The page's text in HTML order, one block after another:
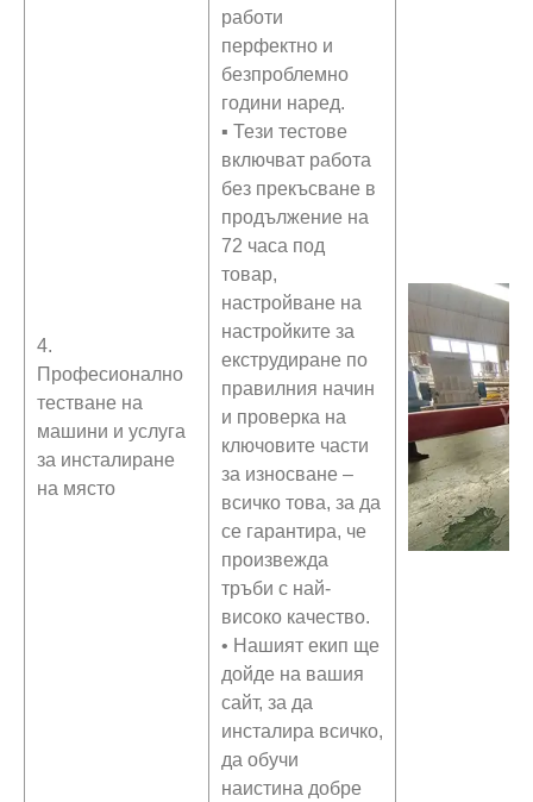
4.
Професионално
тестване на
машини и услуга
за инсталиране
на място
работи
перфектно и
безпроблемно
години наред.
▪ Тези тестове
включват работа
без прекъсване в
продължение на
72 часа под
товар,
настройване на
настройките за
екструдиране по
правилния начин
и проверка на
ключовите части
за износване –
всичко това, за да
се гарантира, че
произвежда
тръби с най-
високо качество.
• Нашият екип ще
дойде на вашия
сайт, за да
инсталира всичко,
да обучи
наистина добре